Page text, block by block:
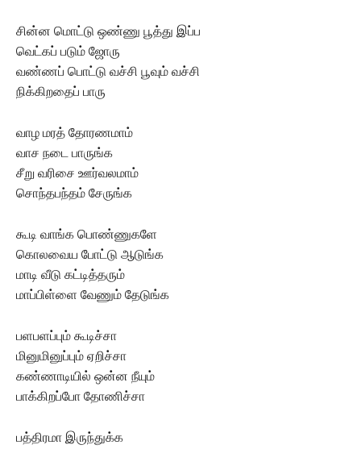
சின்ன மொட்டு ஒண்ணு பூத்து இப்ப
வெட்கப் படும் ஜோரு
வண்ணப் பொட்டு வச்சி பூவும் வச்சி
நிக்கிறதைப் பாரு
வாழ மரத் தோரணமாம்
வாச நடை பாருங்க
சீறு வரிசை ஊர்வலமாம்
சொந்தபந்தம் சேருங்க
கூடி வாங்க பொண்ணுகளே
கொலவைய போட்டு ஆடுங்க
மாடி வீடு கட்டித்தரும்
மாப்பிள்ளை வேணும் தேடுங்க
பளபளப்பும் கூடிச்சா
மினுமினுப்பும் ஏறிச்சா
கண்ணாடியில் ஒன்ன நீயும்
பாக்கிறப்போ தோணிச்சா
பத்திரமா இருந்துக்க